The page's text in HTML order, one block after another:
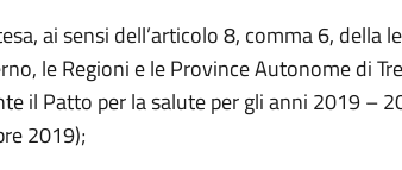
ai sensi dell’articolo 8, comma 6, della
le Regioni e le Province Autonome di
il Patto per la salute per gli anni 2019 –
2019);